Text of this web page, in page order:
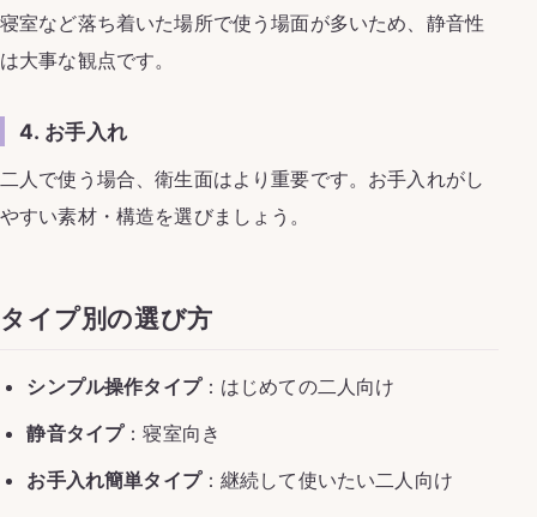
寝室など落ち着いた場所で使う場面が多いため、静音性
は大事な観点です。
4. お手入れ
二人で使う場合、衛生面はより重要です。お手入れがし
やすい素材・構造を選びましょう。
タイプ別の選び方
シンプル操作タイプ：はじめての二人向け
静音タイプ：寝室向き
お手入れ簡単タイプ：継続して使いたい二人向け